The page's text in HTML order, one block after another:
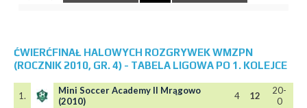
ĆWIERĆFINAŁ HALOWYCH ROZGRYWEK WMZPN
(ROCZNIK 2010, GR. 4) - TABELA LIGOWA PO 1. KOLEJCE
1.
Mini Soccer Academy II Mrągowo
(2010)
4 12
20-
0